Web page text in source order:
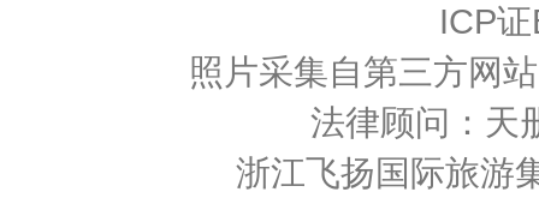
ICP
照片采集自第三方网
法律顾问：天
浙江飞扬国际旅游